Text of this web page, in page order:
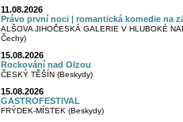
11.08.2026
Právo první noci | romantická komedie na
ALŠOVA JIHOČESKÁ GALERIE V HLUBOKÉ
Čechy)
15.08.2026
Rockování nad Olzou
ČESKÝ TĚŠÍN (Beskydy)
15.08.2026
GASTROFESTIVAL
FRÝDEK-MÍSTEK (Beskydy)